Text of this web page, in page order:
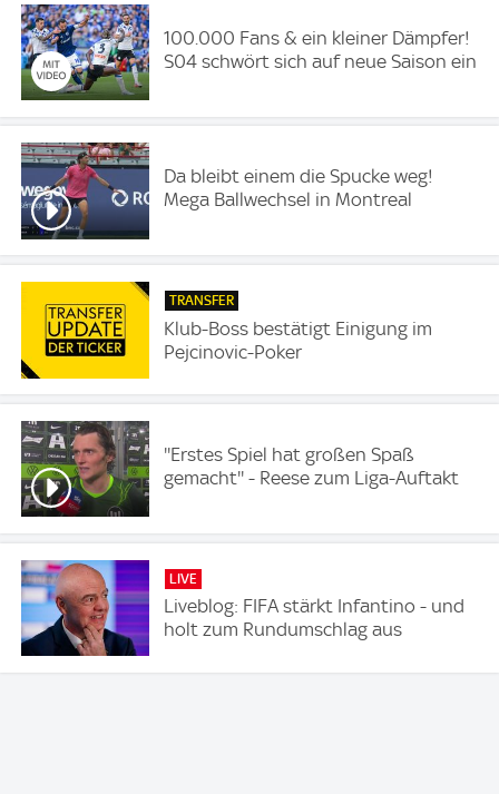
100.000 Fans & ein kleiner Dämpfer!
S04 schwört sich auf neue Saison ein
Da bleibt einem die Spucke weg!
Mega Ballwechsel in Montreal
TRANSFER
Klub-Boss bestätigt Einigung im
Pejcinovic-Poker
''Erstes Spiel hat großen Spaß
gemacht'' - Reese zum Liga-Auftakt
LIVE
Liveblog: FIFA stärkt Infantino - und
holt zum Rundumschlag aus